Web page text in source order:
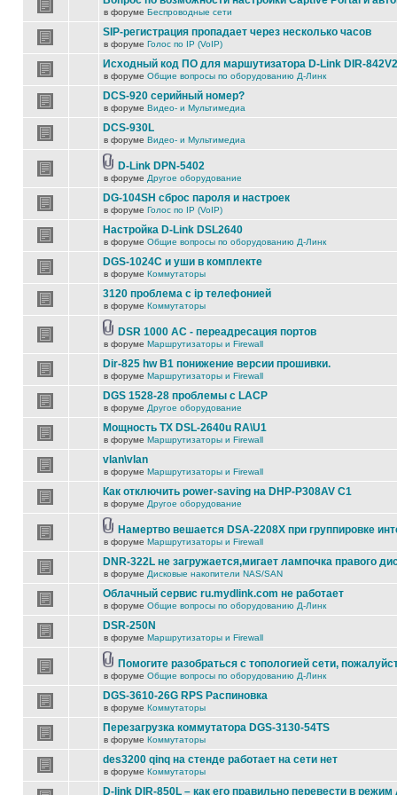
в форуме Беспроводные сети
SIP-регистрация пропадает через несколько часов
в форуме Голос по IP (VoIP)
Исходный код ПО для маршутизатора D-Link DIR-842V2
в форуме Общие вопросы по оборудованию Д-Линк
DCS-920 серийный номер?
в форуме Видео- и Мультимедиа
DCS-930L
в форуме Видео- и Мультимедиа
D-Link DPN-5402
в форуме Другое оборудование
DG-104SH сброс пароля и настроек
в форуме Голос по IP (VoIP)
Настройка D-Link DSL2640
в форуме Общие вопросы по оборудованию Д-Линк
DGS-1024C и уши в комплекте
в форуме Коммутаторы
3120 проблема с ip телефонией
в форуме Коммутаторы
DSR 1000 AC - переадресация портов
в форуме Маршрутизаторы и Firewall
Dir-825 hw B1 понижение версии прошивки.
в форуме Маршрутизаторы и Firewall
DGS 1528-28 проблемы с LACP
в форуме Другое оборудование
Мощность TX DSL-2640u RA\U1
в форуме Маршрутизаторы и Firewall
vlan\vlan
в форуме Маршрутизаторы и Firewall
Как отключить power-saving на DHP-P308AV C1
в форуме Другое оборудование
Намертво вешается DSA-2208X при группировке
в форуме Маршрутизаторы и Firewall
DNR-322L не загружается,мигает лампочка правого
в форуме Дисковые накопители NAS/SAN
Облачный сервис ru.mydlink.com не работает
в форуме Общие вопросы по оборудованию Д-Линк
DSR-250N
в форуме Маршрутизаторы и Firewall
Помогите разобраться с топологией сети,
в форуме Общие вопросы по оборудованию Д-Линк
DGS-3610-26G RPS Распиновка
в форуме Коммутаторы
Перезагрузка коммутатора DGS-3130-54TS
в форуме Коммутаторы
des3200 qinq на стенде работает на сети нет
в форуме Коммутаторы
D-link DIR-850L – как его правильно перевести в режим